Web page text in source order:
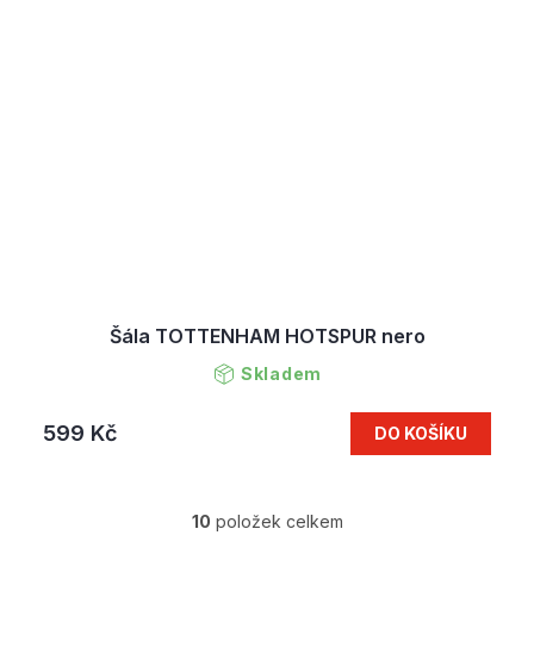
Šála TOTTENHAM HOTSPUR nero
Skladem
599 Kč DO KOŠÍKU
O
10 položek celkem